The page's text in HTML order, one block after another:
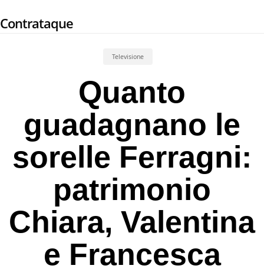
to
Contrataque
Televisione
Quanto
guadagnano le
sorelle Ferragni:
patrimonio
Chiara, Valentina
e Francesca